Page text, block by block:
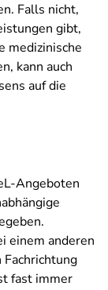
Falls nicht,
gibt,
medizinische
kann auch
auf die
Angeboten
einem anderen
fast immer